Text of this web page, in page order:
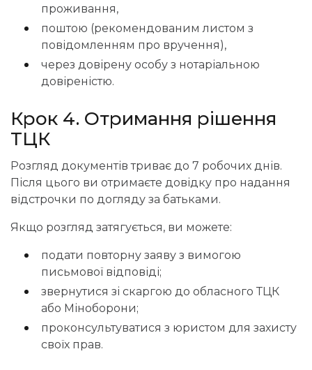
проживання,
поштою (рекомендованим листом з
повідомленням про вручення),
через довірену особу з нотаріальною
довіреністю.
Крок 4. Отримання рішення
ТЦК
Розгляд документів триває до 7 робочих днів.
Після цього ви отримаєте довідку про надання
відстрочки по догляду за батьками.
Якщо розгляд затягується, ви можете:
подати повторну заяву з вимогою
письмової відповіді;
звернутися зі скаргою до обласного ТЦК
або Міноборони;
проконсультуватися з юристом для захисту
своїх прав.